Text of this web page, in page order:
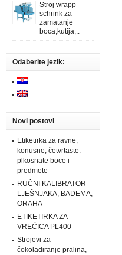
Stroj wrapp-
schrink za
zamatanje
boca,kutija,..
Odaberite jezik:
Novi postovi
Etiketirka za ravne,
konusne, četvrtaste.
plkosnate boce i
predmete
RUČNI KALIBRATOR
LJEŠNJAKA, BADEMA,
ORAHA
ETIKETIRKA ZA
VREĆICA PL400
Strojevi za
čokoladiranje pralina,